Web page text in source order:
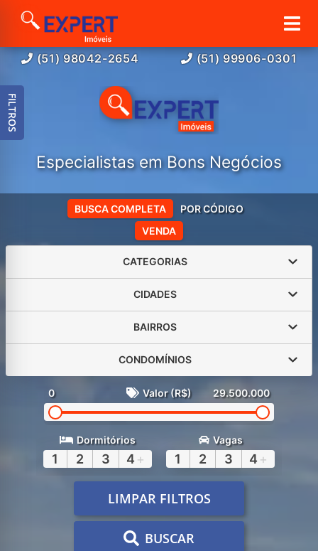
(51) 98042-2654 (51) 99906-0301
Especialistas em Bons Negócios
VENDA
BUSCA COMPLETA POR CÓDIGO
CATEGORIAS
CIDADES
BAIRROS
CONDOMÍNIOS
0 Valor (R$) 29.500.000
Dormitórios
1 2 3 4 +
Vagas
1 2 3 4 +
LIMPAR FILTROS
BUSCAR
FILTROS